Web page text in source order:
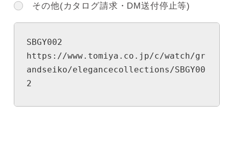
その他(カタログ請求・DM送付停止等)